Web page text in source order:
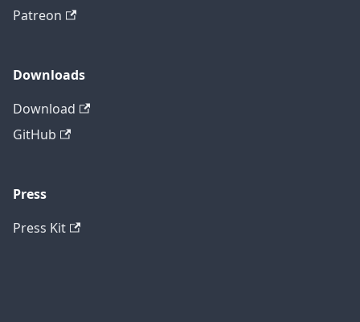
Patreon
Downloads
Download
GitHub
Press
Press Kit